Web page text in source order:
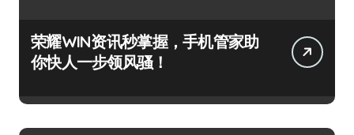
荣耀WIN资讯秒掌握，手机管家助
你快人一步领风骚！